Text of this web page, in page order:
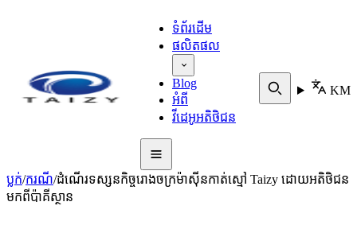
ទំព័រដើម
ផលិតផល
Blog
អំពី
វីដេអូអតិថិជន
KM
ប្លក់/ករណី/ដំណើរទស្សនកិច្ចរោងចក្រម៉ាស៊ីនកាត់ស្មៅ Taizy ដោយអតិថិជន
មកពីប៉ាគីស្ថាន